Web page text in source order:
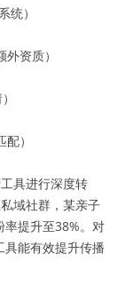
统）
资质）
）
具进行深度转
域社群，某亲子
率提升至38%。对
能有效提升传播